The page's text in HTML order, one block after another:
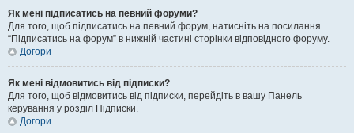
Як мені підписатись на певний форуми?
Для того, щоб підписатись на певний форум, натисніть на посилання
“Підписатись на форум” в нижній частині сторінки відповідного форуму.
Догори
Як мені відмовитись від підписки?
Для того, щоб відмовитись від підписки, перейдіть в вашу Панель
керування у розділ Підписки.
Догори